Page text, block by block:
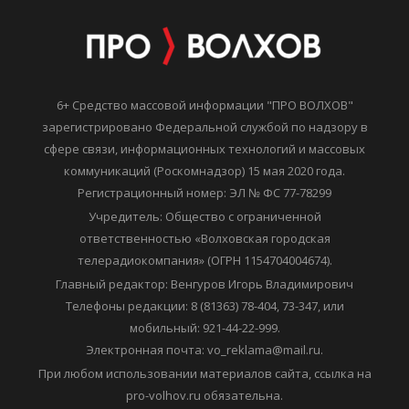
6+ Средство массовой информации "ПРО ВОЛХОВ"
зарегистрировано Федеральной службой по надзору в
сфере связи, информационных технологий и массовых
коммуникаций (Роскомнадзор) 15 мая 2020 года.
Регистрационный номер: ЭЛ № ФС 77-78299
Учредитель: Общество с ограниченной
ответственностью «Волховская городская
телерадиокомпания» (ОГРН 1154704004674).
Главный редактор: Венгуров Игорь Владимирович
Телефоны редакции: 8 (81363) 78-404, 73-347, или
мобильный: 921-44-22-999.
Электронная почта: vo_reklama@mail.ru.
При любом использовании материалов сайта, ссылка на
pro-volhov.ru обязательна.